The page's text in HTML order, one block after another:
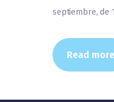
septiembre, de
Read more